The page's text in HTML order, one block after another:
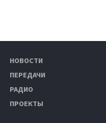
НОВОСТИ
ПЕРЕДАЧИ
РАДИО
ПРОЕКТЫ